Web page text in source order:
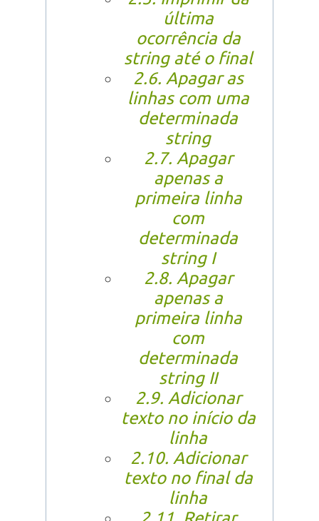
última
ocorrência da
string até o final
2.6. Apagar as
linhas com uma
determinada
string
2.7. Apagar
apenas a
primeira linha
com
determinada
string I
2.8. Apagar
apenas a
primeira linha
com
determinada
string II
2.9. Adicionar
texto no início da
linha
2.10. Adicionar
texto no final da
linha